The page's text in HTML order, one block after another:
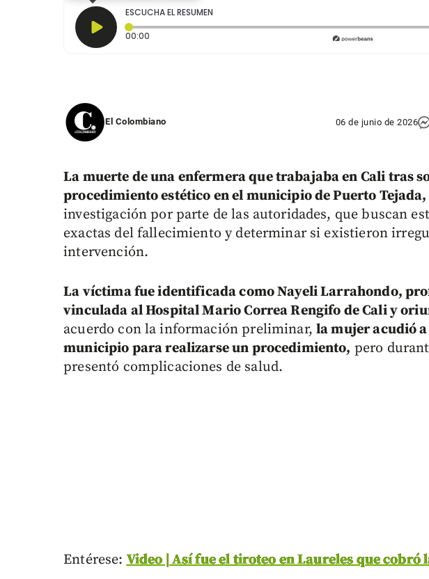
ESCUCHA EL RESUMEN
00:00
El Colombiano 06 de junio de 2026
La muerte de una enfermera que trabajaba en Cali tras
procedimiento estético en el municipio de Puerto Tejada,
investigación por parte de las autoridades, que buscan
exactas del fallecimiento y determinar si existieron
intervención.
La víctima fue identificada como Nayeli Larrahondo,
vinculada al Hospital Mario Correa Rengifo de Cali y
acuerdo con la información preliminar,la mujer acudió
municipio para realizarse un procedimiento, pero
presentó complicaciones de salud.
Entérese:Video | Así fue el tiroteo en Laureles que cobró